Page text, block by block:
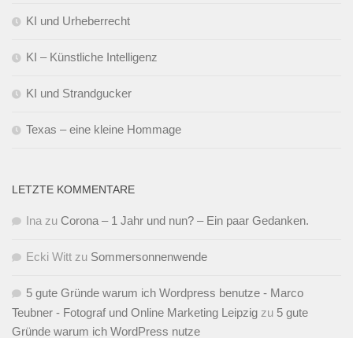
KI und Urheberrecht
KI – Künstliche Intelligenz
KI und Strandgucker
Texas – eine kleine Hommage
LETZTE KOMMENTARE
Ina zu Corona – 1 Jahr und nun? – Ein paar Gedanken.
Ecki Witt zu Sommersonnenwende
5 gute Gründe warum ich Wordpress benutze - Marco
Teubner - Fotograf und Online Marketing Leipzig zu 5 gute
Gründe warum ich WordPress nutze